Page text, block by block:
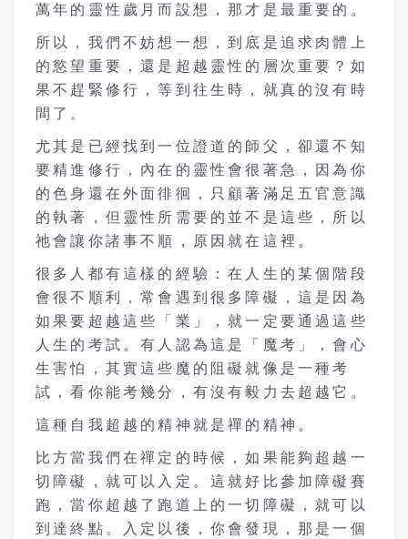
萬年的靈性歲月而設想，那才是最重要的。
所以，我們不妨想一想，到底是追求肉體上
的慾望重要，還是超越靈性的層次重要？如
果不趕緊修行，等到往生時，就真的沒有時
間了。
尤其是已經找到一位證道的師父，卻還不知
要精進修行，內在的靈性會很著急，因為你
的色身還在外面徘徊，只顧著滿足五官意識
的執著，但靈性所需要的並不是這些，所以
祂會讓你諸事不順，原因就在這裡。
很多人都有這樣的經驗：在人生的某個階段
會很不順利，常會遇到很多障礙，這是因為
如果要超越這些「業」，就一定要通過這些
人生的考試。有人認為這是「魔考」，會心
生害怕，其實這些魔的阻礙就像是一種考
試，看你能考幾分，有沒有毅力去超越它。
這種自我超越的精神就是禪的精神。
比方當我們在禪定的時候，如果能夠超越一
切障礙，就可以入定。這就好比參加障礙賽
跑，當你超越了跑道上的一切障礙，就可以
到達終點。入定以後，你會發現，那是一個